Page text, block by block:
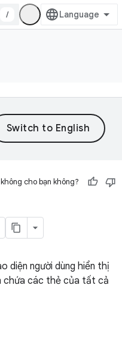
/
cho bạn không?
diện người dùng hiển thị
chứa các thẻ của tất cả